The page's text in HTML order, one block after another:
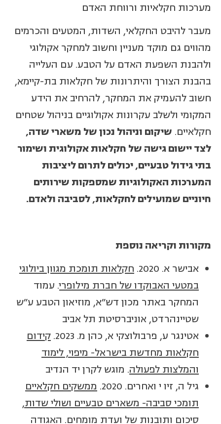
מערכות חקלאיות ורווחת האדם
מעבר להיבט החקלאי, השדות, המטעים והכרמים
מהווים גם מוקד מעניין וחשוב למחקר אקולוגי
ולהבנת השפעת האדם על הטבע. עם העלייה
בהבנת הצורך והיתרונות של חקלאות בת-קיימא,
חשוב להעמיק את המחקר, להרחיב את הידע
המקומי ולשלב עקרונות אקולוגיים בניהול שטחים
חקלאיים. שיקום וניהול נכון של משארי שדה,
לצד יישום גישה של חקלאות אקולוגית ושימור
בתי גידול טבעיים, יכולים לתרום ליציבות
המערכות האקולוגיות שמספקות שירותים
חיוניים שמועילים לחקלאות, לסביבה ולאדם.
מקורות וקריאה נוספת
אבישר א. 2020.
חקלאות תומכת מגוון ביולוגי
במטעי האבוקדו של חברת מילופרי. עמוד
המחקר באתר מכון דש"א, מוזיאון הטבע ע"ש
שטיינהרדט, אוניברסיטת תל אביב
אטינגר ע, פרבולוצקי א, כהן מ. 2023.
קידום
חקלאות מחדשת בישראל- מיפוי, לימוד
והמלצות לפעולה. מוגש לקרן יד הנדיב
גיל ה, זיו י ואחרים. 2020.
ממשקים חקלאיים
תומכי סביבה- משארים טבעיים ושולי שדות,
סיכום ותובנות של ועדת מומחים. האגודה